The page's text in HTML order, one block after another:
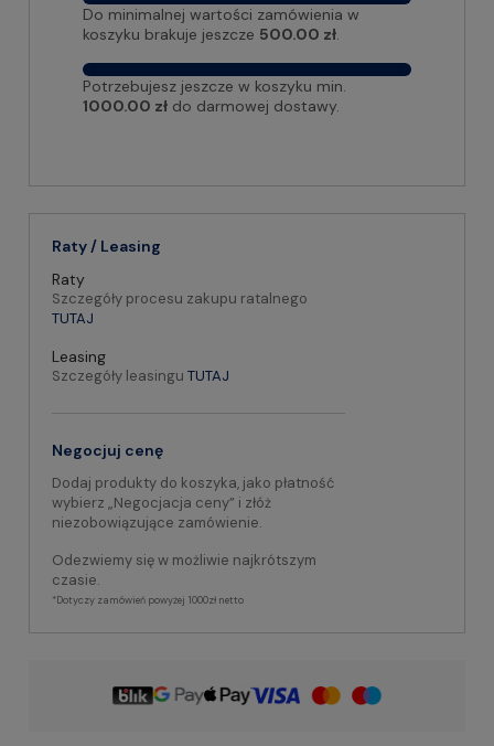
Do minimalnej wartości zamówienia w
koszyku brakuje jeszcze 500.00 zł.
Potrzebujesz jeszcze w koszyku min.
1000.00 zł do darmowej dostawy.
Raty / Leasing
Raty
Szczegóły procesu zakupu ratalnego
TUTAJ
Leasing
Szczegóły leasingu TUTAJ
Negocjuj cenę
Dodaj produkty do koszyka, jako płatność
wybierz „Negocjacja ceny” i złóż
niezobowiązujące zamówienie.
Odezwiemy się w możliwie najkrótszym
czasie.
*Dotyczy zamówień powyżej 1000zł netto